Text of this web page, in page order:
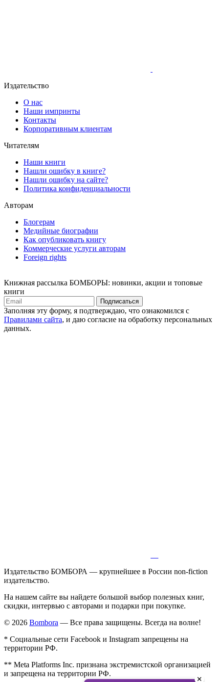
Издательство
О нас
Наши импринты
Контакты
Корпоративным клиентам
Читателям
Наши книги
Нашли ошибку в книге?
Нашли ошибку на сайте?
Политика конфиденциальности
Авторам
Блогерам
Медийные биографии
Как опубликовать книгу
Коммерческие услуги авторам
Foreign rights
Книжная рассылка БОМБОРЫ: новинки, акции и топовые
книги
Подписаться
Заполняя эту форму, я подтверждаю, что ознакомился с
Правилами сайта, и даю согласие на обработку персональных
данных.
Издательство БОМБОРА — крупнейшее в России non-fiction
издательство.
На нашем сайте вы найдете большой выбор полезных книг,
скидки, интервью с авторами и подарки при покупке.
© 2026 Bombora — Все права защищены. Всегда на волне!
* Социальные сети Facebook и Instagram запрещены на
территории РФ.
** Meta Platforms Inc. признана экстремистской организацией
и запрещена на территории РФ.
✕